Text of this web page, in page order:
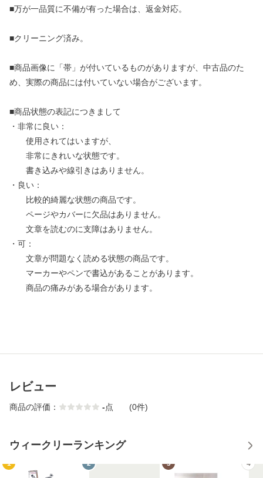
■万が一品質に不備が有った場合は、返金対応。
■クリーニング済み。
■商品画像に「帯」が付いているものがありますが、中古品のた
め、実際の商品には付いていない場合がございます。
■商品状態の表記につきまして
・非常に良い：
使用されてはいますが、
非常にきれいな状態です。
書き込みや線引きはありません。
・良い：
比較的綺麗な状態の商品です。
ページやカバーに欠品はありません。
文章を読むのに支障はありません。
・可：
文章が問題なく読める状態の商品です。
マーカーやペンで書込があることがあります。
商品の痛みがある場合があります。
レビュー
商品の評価： -点 (0件)
ウィークリーランキング
1 2 3 4